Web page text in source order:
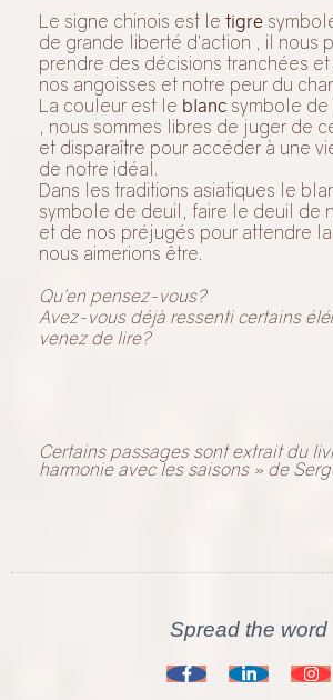
temps les souffrances
s’atténuent.
L’automne vu d’ailleurs :
En médecine chinoise l’automne
poumons et l’ intestin grêle.
Le signe chinois est letigre
de grande liberté d’action , il nous
prendre des décisions tranchées
nos angoisses et notre peur du
, nous sommes libres de juger de
et disparaître pour accéder à une
de notre idéal.
Qu’en pensez-vous?
Avez-vous déjà ressenti certains
Certains passages sont extrait du
harmonie avec les saisons » de